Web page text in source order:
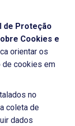
de Proteção
Cookies e
orientar os
de cookies em
no
coleta de
dados